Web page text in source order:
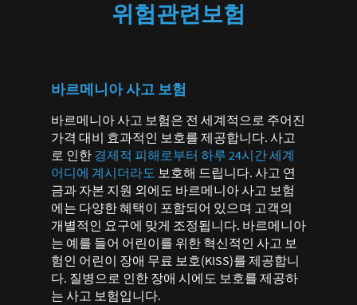
위험관련보험
바르메니아 사고 보험
바르메니아 사고 보험은 전 세계적으로 주어진
가격 대비 효과적인 보호를 제공합니다. 사고
로 인한 경제적 피해로부터 하루 24시간 세계
어디에 계시더라도 보호해 드립니다. 사고 연
금과 자본 지원 외에도 바르메니아 사고 보험
에는 다양한 혜택이 포함되어 있으며 고객의
개별적인 요구에 맞게 조정됩니다. 바르메니아
는 예를 들어 어린이를 위한 혁신적인 사고 보
험인 어린이 장애 무료 보호(KISS)를 제공합니
다. 질병으로 인한 장애 시에도 보호를 제공하
는 사고 보험입니다.